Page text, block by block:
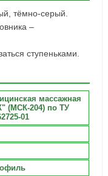
тёмно-серый.
–
ступеньками.
массажная
(МСК-204) по ТУ
01